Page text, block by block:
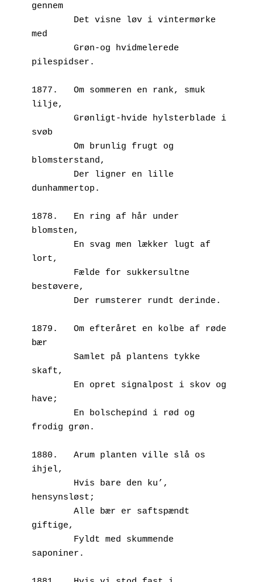
gennem
med
pilespidser.
1877.	Om sommeren en rank, smuk
lilje,
svøb
blomsterstand,
dunhammertop.
1878.	En ring af hår under
blomsten,
lort,
bestøvere,
        Der rumsterer rundt derinde.
1879.	Om efteråret en kolbe af røde
bær
skaft,
have;
frodig grøn.
1880.	Arum planten ville slå os
ihjel,
hensynsløst;
giftige,
saponiner.